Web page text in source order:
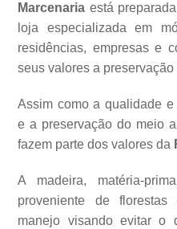
Marcenaria está
loja especializada em
residências, empresas e
seus valores a
Assim como a qualidade
e a preservação do meio
fazem parte dos valores da
A madeira, matéria-
proveniente de
manejo visando evitar o